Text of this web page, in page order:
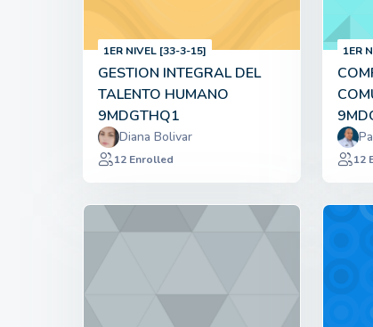
1ER NIVEL [33-3-15]
GESTION INTEGRAL DEL
TALENTO HUMANO
9MDGTHQ1
Diana Bolivar
12 Enrolled
1ER
12